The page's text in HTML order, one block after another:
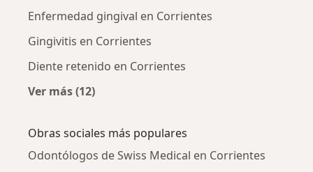
Enfermedad gingival en Corrientes
Gingivitis en Corrientes
Diente retenido en Corrientes
Ver más (12)
Obras sociales más populares
Odontólogos de Swiss Medical en Corrientes